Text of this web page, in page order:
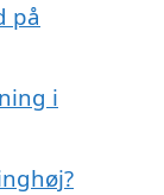
på
i